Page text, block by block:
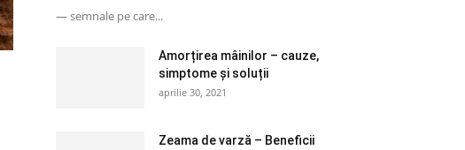
— semnale pe care...
Amorțirea mâinilor – cauze,
simptome și soluții
aprilie 30, 2021
Zeama de varză – Beneficii